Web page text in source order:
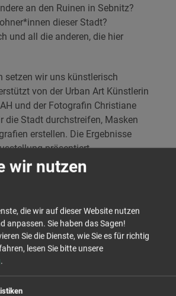
an den Ruinen in Sebnitz?
dieser Stadt?
und all die anderen, die hier
setzen wir uns künstlerisch
von der Urban Art Künstlerin
und der Fotografin Christiane
die Stadt durchstreifen, Masken
erstellen. Die Ergebnisse
präsentiert.
alle Sebnitzerinnen und
99 Jahren.
Uhr
e. V., Schandauer Straße 8 a,
wir nutzen
die wir auf dieser Website nutzen
anpassen. Sie haben das Sagen!
Sie die Dienste, wie Sie es für richtig
lesen Sie bitte unsere
.